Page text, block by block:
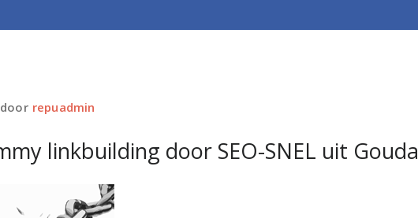
door repuadmin
linkbuilding door SEO-SNEL uit Gouda